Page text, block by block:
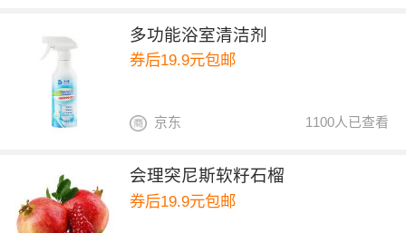
多功能浴室清洁剂
券后19.9元包邮
1100人已查看
京东
会理突尼斯软籽石榴
券后19.9元包邮